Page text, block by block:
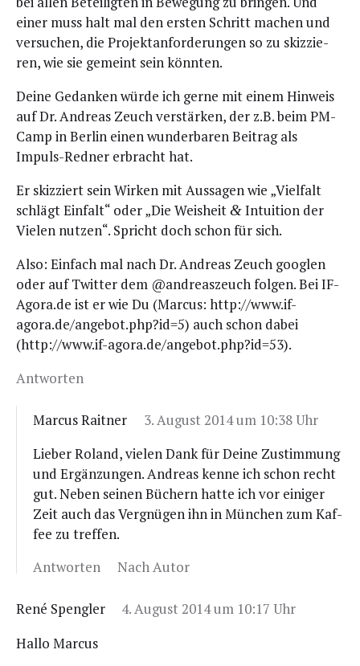
einer muss halt mal den ers­ten Schritt machen und
ver­su­chen, die Pro­jekt­an­for­de­run­gen so zu skiz­zie­
ren, wie sie gemeint sein könnten.
Dei­ne Gedan­ken wür­de ich ger­ne mit einem Hin­weis
auf Dr. Andre­as Zeuch ver­stär­ken, der z.B. beim PM-
Camp in Ber­lin einen wun­der­ba­ren Bei­trag als
Impuls-Red­ner erbracht hat.
Er skiz­ziert sein Wir­ken mit Aus­sa­gen wie „Viel­falt
schlägt Ein­falt“ oder „Die Weis­heit&Intui­ti­on der
Vie­len nut­zen“. Spricht doch schon für sich.
Also: Ein­fach mal nach Dr. Andre­as Zeuch goog­len
oder auf Twit­ter dem @andreaszeuch fol­gen. Bei IF-
Agora.de ist er wie Du (Mar­cus: http://www.if-
agora.de/angebot.php?id=5) auch schon dabei
(http://www.if-agora.de/angebot.php?id=53).
Antworten
Marcus Raitner
3. August 2014 um 10:38 Uhr
Lie­ber Roland, vie­len Dank für Dei­ne Zustim­mung
und Ergän­zun­gen. Andre­as ken­ne ich schon recht
gut. Neben sei­nen Büchern hat­te ich vor eini­ger
Zeit auch das Ver­gnü­gen ihn in Mün­chen zum Kaf­
fee zu treffen.
Antworten
Nach Autor
René Spengler
4. August 2014 um 10:17 Uhr
Hal­lo Marcus